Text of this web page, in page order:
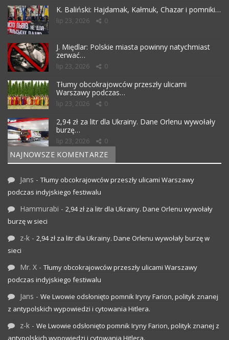
K. Baliński: Hajdamak, Kałmuk, Chazar i pomniki…
lip 23, 2026 0
J. Międlar: Polskie miasta powinny natychmiast
zerwać…
lip 23, 2026 0
Tłumy obcokrajowców przeszły ulicami
Warszawy podczas…
lip 23, 2026 0
2,94 zł za litr dla Ukrainy. Dane Orlenu wywołały
burzę…
lip 23, 2026 0
NAJNOWSZE KOMENTARZE
Jans - Tłumy obcokrajowców przeszły ulicami Warszawy
podczas indyjskiego festiwalu
Hammurabi - 2,94 zł za litr dla Ukrainy. Dane Orlenu wywołały
burzę w sieci
z-k - 2,94 zł za litr dla Ukrainy. Dane Orlenu wywołały burzę w
sieci
Mr. X - Tłumy obcokrajowców przeszły ulicami Warszawy
podczas indyjskiego festiwalu
Jans - We Lwowie odsłonięto pomnik Iryny Farion, polityk znanej
z antypolskich wypowiedzi i cytowania Hitlera.
z-k - We Lwowie odsłonięto pomnik Iryny Farion, polityk znanej z
antypolskich wypowiedzi i cytowania Hitlera.